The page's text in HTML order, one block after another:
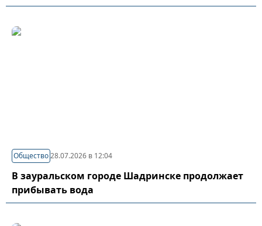
Общество28.07.2026 в 12:04
В зауральском городе Шадринске продолжает
прибывать вода